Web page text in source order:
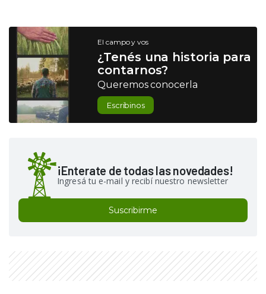
El campo y vos
¿Tenés una historia para
contarnos?
Queremos conocerla
Escribinos
¡Enterate de todas las novedades!
Ingresá tu e-mail y recibí nuestro newsletter
Suscribirme